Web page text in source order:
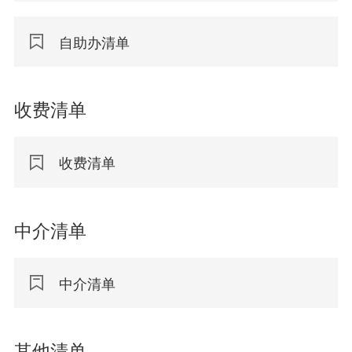
自助办清单
收费清单
收费清单
中介清单
中介清单